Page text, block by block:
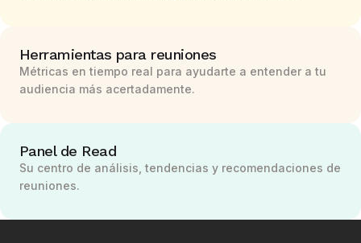
them to our system.
Más información sobre las integraciones de Read
Herramientas para reuniones
Métricas en tiempo real para ayudarte a entender a tu
audiencia más acertadamente.
Panel de Read
Su centro de análisis, tendencias y recomendaciones de
reuniones.